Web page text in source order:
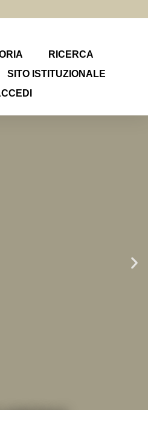
RICERCA
SITO ISTITUZIONALE